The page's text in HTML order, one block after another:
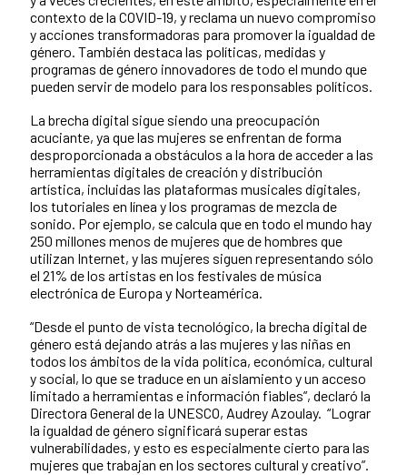
contexto de la COVID-19, y reclama un nuevo compromiso
y acciones transformadoras para promover la igualdad de
género. También destaca las políticas, medidas y
programas de género innovadores de todo el mundo que
pueden servir de modelo para los responsables políticos.
La brecha digital sigue siendo una preocupación
acuciante, ya que las mujeres se enfrentan de forma
desproporcionada a obstáculos a la hora de acceder a las
herramientas digitales de creación y distribución
artística, incluidas las plataformas musicales digitales,
los tutoriales en línea y los programas de mezcla de
sonido. Por ejemplo, se calcula que en todo el mundo hay
250 millones menos de mujeres que de hombres que
utilizan Internet, y las mujeres siguen representando sólo
el 21% de los artistas en los festivales de música
electrónica de Europa y Norteamérica.
“Desde el punto de vista tecnológico, la brecha digital de
género está dejando atrás a las mujeres y las niñas en
todos los ámbitos de la vida política, económica, cultural
y social, lo que se traduce en un aislamiento y un acceso
limitado a herramientas e información fiables”, declaró la
Directora General de la UNESCO, Audrey Azoulay. “Lograr
la igualdad de género significará superar estas
vulnerabilidades, y esto es especialmente cierto para las
mujeres que trabajan en los sectores cultural y creativo”.